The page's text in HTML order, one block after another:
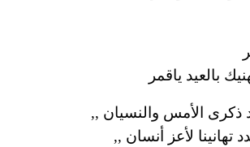
بالعيد ياقمر
ذكرى الأمس والنسيان ,,
تهانينا لأعز أنسان ,,